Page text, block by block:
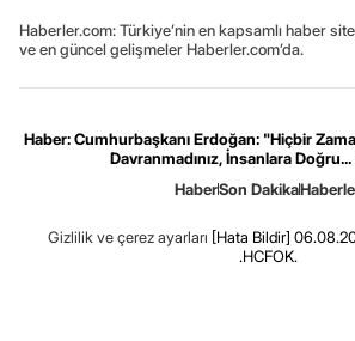
Haberler.com: Türkiye’nin en kapsamlı haber
ve en güncel gelişmeler Haberler.com’da.
Haber: Cumhurbaşkanı Erdoğan: "Hiçbir
Davranmadınız, İnsanlara
HaberSon Dakika
Gizlilik ve çerez ayarları [Hata Bildir]
.HCFOK.